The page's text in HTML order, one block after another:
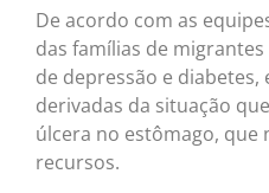
De acordo com as
das famílias de
de depressão e
derivadas da situação
úlcera no estômago,
recursos.